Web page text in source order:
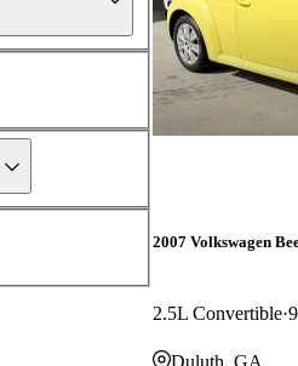
2007 Volkswagen
2.5L Convertible